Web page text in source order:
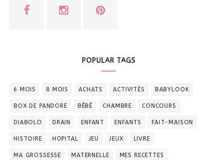
POPULAR TAGS
6 MOIS 8 MOIS ACHATS ACTIVITÉS BABYLOOK
BOX DE PANDORE BÉBÉ CHAMBRE CONCOURS
DIABOLO DRAIN ENFANT ENFANTS FAIT-MAISON
HISTOIRE HOPITAL JEU JEUX LIVRE
MA GROSSESSE MATERNELLE MES RECETTES